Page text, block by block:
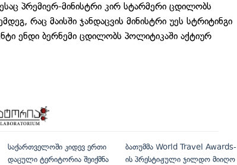
პრემიერ-მინისტრი კირ სტარმერი ცდილობს
რაც მაისში ჯანდაცვის მინისტრი უეს სტრიტინგი
ენდი ბერნემი ცდილობს პოლიტიკაში აქტიურ
საქართველოში კიდევ ერთი
დაცული ტერიტორია შეიქმნა
ბათუმმა World Travel Awards-
ის პრესტიჟული ჯილდო მიიღო